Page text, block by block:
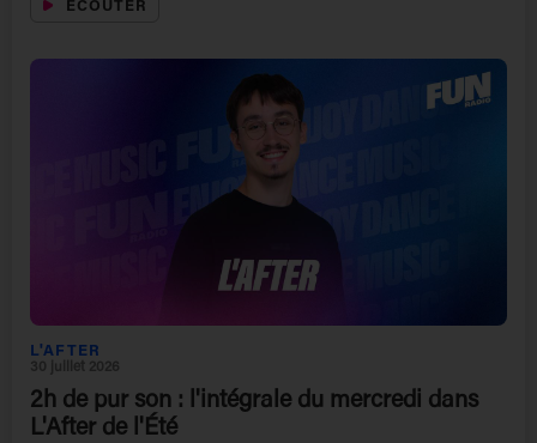
ECOUTER
L'AFTER
30 juillet 2026
2h de pur son : l'intégrale du mercredi dans
L'After de l'Été